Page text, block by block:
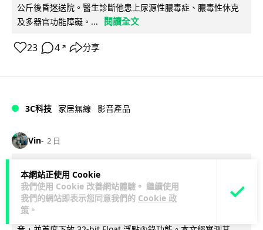
本網站正使用 Cookie
我們使用 Cookie 改善網站體驗。 繼續使用
我們的網站即表示您同意我們的 Cookie 政
策 。
公斤後昏迷送院。醫生診斷他患上尿源性膿毒症、膿毒性休克
及多器官功能障礙。...
閱讀全文
23 4 ↗ 分享
3C科技 家居無線 影音產品
Vin 2 日
DJI Mic Mini 2s 實測 四發一收同步獨
立錄音 32-bit 防爆咪拍片必備
DJI 最新推出的 Mic Mini 2s 無線咪支援「四發一收」分軌錄